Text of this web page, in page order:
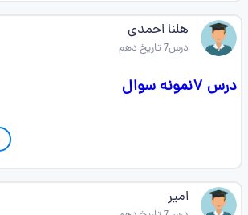
هلنا احمدی
درس7 تاریخ دهم
درس ۷نمونه سوال
امیر